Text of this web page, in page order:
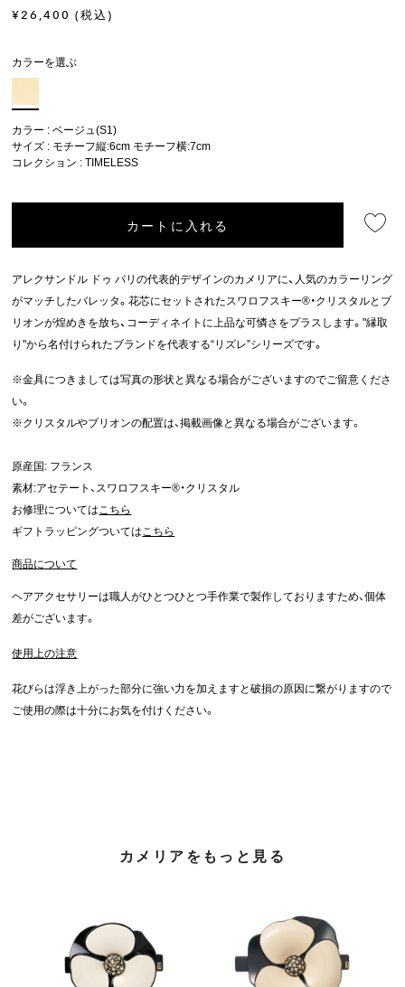
¥26,400 (税込)
カラーを選ぶ
カラー : ベージュ(S1)
サイズ : モチーフ縦:6cm モチーフ横:7cm
コレクション :TIMELESS
カートに入れる
アレクサンドル ドゥ パリの代表的デザインのカメリアに、人気のカラーリング
がマッチしたバレッタ。花芯にセットされたスワロフスキー®・クリスタルとブ
リオンが煌めきを放ち、コーディネイトに上品な可憐さをプラスします。"縁取
り"から名付けられたブランドを代表する“リズレ”シリーズです。
※金具につきましては写真の形状と異なる場合がございますのでご留意くださ
い。
※クリスタルやブリオンの配置は、掲載画像と異なる場合がございます。
原産国: フランス
素材:アセテート、スワロフスキー®・クリスタル
お修理についてはこちら
ギフトラッピングついてはこちら
商品について
ヘアアクセサリーは職人がひとつひとつ手作業で製作しておりますため、個体
差がございます。
使用上の注意
花びらは浮き上がった部分に強い力を加えますと破損の原因に繋がりますので
ご使用の際は十分にお気を付けください。
カメリアをもっと見る